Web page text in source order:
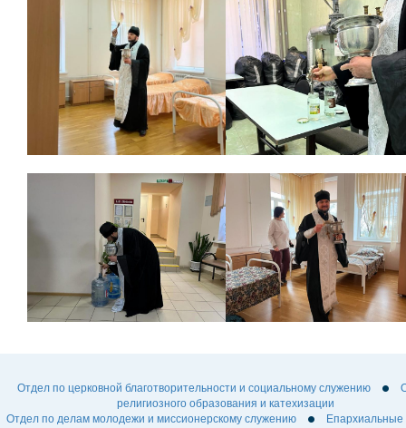
Отдел по церковной благотворительности и социальному служению
религиозного образования и катехизации
Отдел по делам молодежи и миссионерскому служению